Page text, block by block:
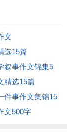
文
选15篇
叙事作文锦集5
精选15篇
件事作文集锦15
文500字